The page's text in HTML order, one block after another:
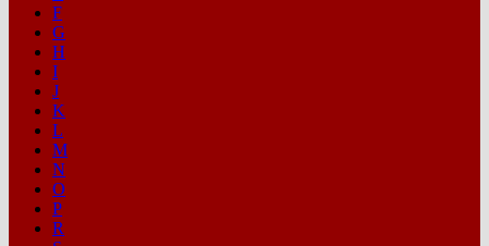
F
G
H
I
J
K
L
M
N
O
P
R